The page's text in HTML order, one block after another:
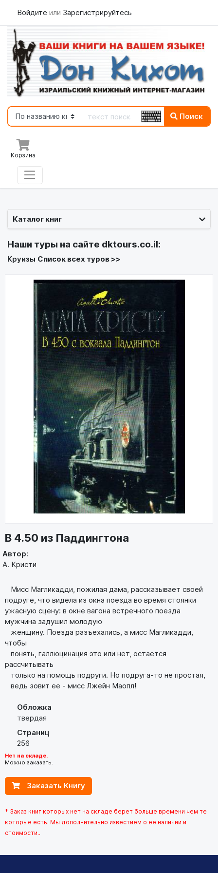
Войдите или Зарегистрируйтесь
Поиск
Корзина
Каталог книг
Наши туры на сайте dktours.co.il:
Круизы Список всех туров >>
В 4.50 из Паддингтона
Автор:
А. Кристи
Мисс Магликадди, пожилая дама, рассказывает своей
подруге, что видела из окна поезда во время стоянки
ужасную сцену: в окне вагона встречного поезда
мужчина задушил молодую
женщину. Поезда разъехались, а мисс Магликадди,
чтобы
понять, галлюцинация это или нет, остается
рассчитывать
только на помощь подруги. Но подруга-то не простая,
ведь зовит ее - мисс Лжейн Маопл!
Обложка
твердая
Страниц
256
Нет на складе.
Можно заказать.
Заказать Книгу
* Заказ книг которых нет на складе берет больше времени чем те
которые есть. Мы дополнительно известием о ее наличии и
стоимости..